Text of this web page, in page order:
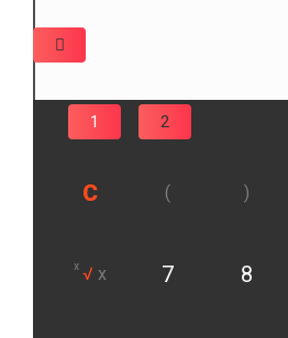
1 2
C ( )
x √ x 7 8